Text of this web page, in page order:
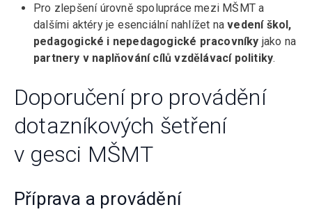
Pro zlepšení úrovně spolupráce mezi MŠMT a
dalšími aktéry je esenciální nahlížet navedení škol,
pedagogické i nepedagogické pracovníky jako na
partnery v naplňování cílů vzdělávací politiky.
Doporučení pro provádění
dotazníkových šetření
v gesci MŠMT
Příprava a provádění